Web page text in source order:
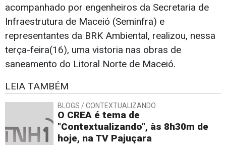
acompanhado por engenheiros da Secretaria de
Infraestrutura de Maceió (Seminfra) e
representantes da BRK Ambiental, realizou, nessa
terça-feira(16), uma vistoria nas obras de
saneamento do Litoral Norte de Maceió.
LEIA TAMBÉM
BLOGS / CONTEXTUALIZANDO
O CREA é tema de
"Contextualizando", às 8h30m de
hoje, na TV Pajuçara